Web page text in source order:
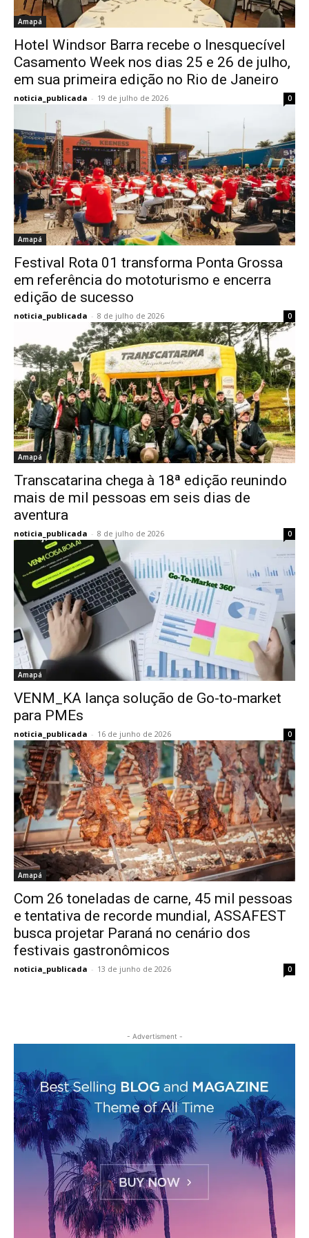
Amapá
Hotel Windsor Barra recebe o Inesquecível
Casamento Week nos dias 25 e 26 de julho,
em sua primeira edição no Rio de Janeiro
noticia_publicada - 19 de julho de 2026 0
Amapá
Festival Rota 01 transforma Ponta Grossa
em referência do mototurismo e encerra
edição de sucesso
noticia_publicada - 8 de julho de 2026 0
Amapá
Transcatarina chega à 18ª edição reunindo
mais de mil pessoas em seis dias de
aventura
noticia_publicada - 8 de julho de 2026 0
Amapá
VENM_KA lança solução de Go-to-market
para PMEs
noticia_publicada - 16 de junho de 2026 0
Amapá
Com 26 toneladas de carne, 45 mil pessoas
e tentativa de recorde mundial, ASSAFEST
busca projetar Paraná no cenário dos
festivais gastronômicos
noticia_publicada - 13 de junho de 2026 0
- Advertisment -